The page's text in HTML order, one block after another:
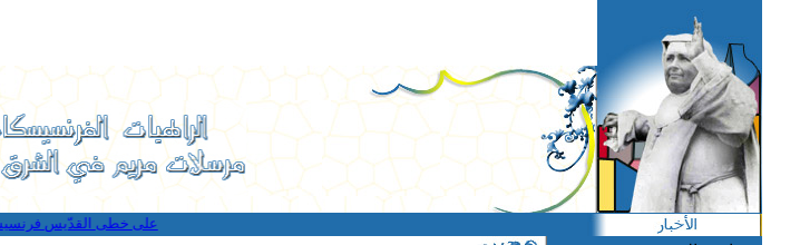
على خطى القدّيس فرنسيس